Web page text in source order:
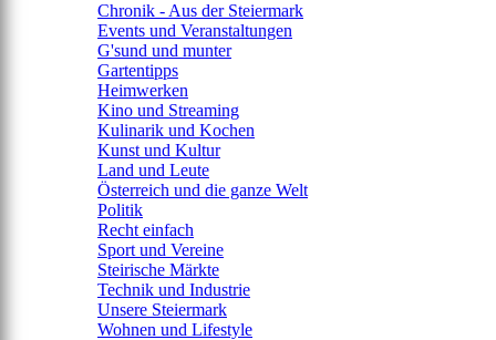
Chronik - Aus der Steiermark
Events und Veranstaltungen
G'sund und munter
Gartentipps
Heimwerken
Kino und Streaming
Kulinarik und Kochen
Kunst und Kultur
Land und Leute
Österreich und die ganze Welt
Politik
Recht einfach
Sport und Vereine
Steirische Märkte
Technik und Industrie
Unsere Steiermark
Wohnen und Lifestyle